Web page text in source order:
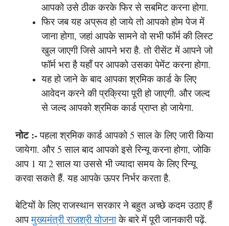
आपको उसे ठीक करके फिर से सबमिट करना होगा.
फिर जब यह अप्रूव हो जाये तो आपको होम पेज में
जाना होगा, जहां आपके सामने वो सभी फॉर्म की लिस्ट
खुल जाएगी जिसे आपने भरा है. तो रीसेंट में आपने जो
फॉर्म भरा है यहाँ पर आपको उसका पेमेंट करना होगा.
यह हो जाने के बाद आपका श्रमिक कार्ड के लिए
आवेदन करने की प्रक्रिया पूरी हो जाएगी. और जल्द
से जल्द आपको श्रमिक कार्ड प्राप्त हो जायेगा.
नोट:-पहला श्रमिक कार्ड आपको 5 साल के लिए जारी किया
जायेगा. और 5 साल बाद आपको इसे रिन्यू करना होगा, जोकि
आप 1 या 2 साल या उससे भी ज्यादा समय के लिए रिन्यू
करवा सकते हैं. यह आपके ऊपर निर्भर करता है.
बेटियों के लिए राजस्थान सरकार ने बहुत अच्छे कदम उठाए हैं
आपमुख्यमंत्री राजश्री योजनाके बारे में पूरी जानकारी पढ़ें.